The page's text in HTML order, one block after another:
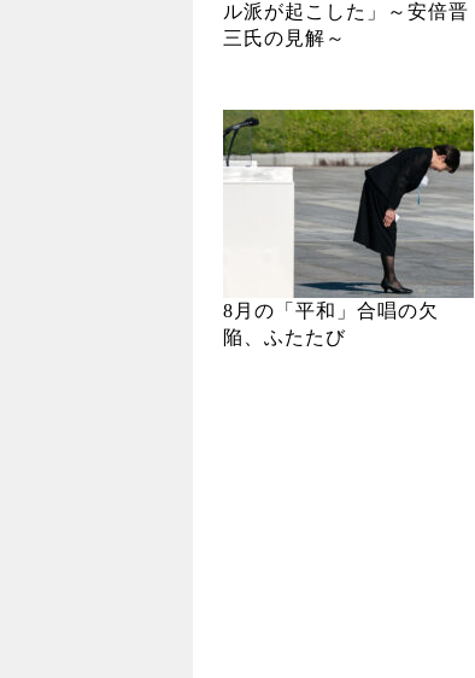
ル派が起こした」～安倍晋
三氏の見解～
8月の「平和」合唱の欠
陥、ふたたび